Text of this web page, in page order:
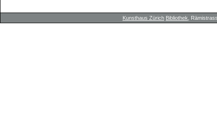
Kunsthaus Zürich Bibliothek ,